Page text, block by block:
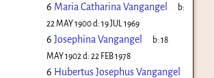
6 Maria Catharina Vangangel
b:
22 MAY 1900d: 19 JUL 1969
6 Josephina Vangangel b:18
MAY 1902 d: 22 FEB 1978
6 Hubertus Josephus Vangangel